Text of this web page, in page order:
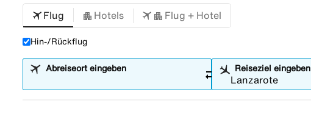
Flug Hotels Flug + Hotel
Hin-/Rückflug
Abreiseort eingeben sync_alt Reiseziel eingeben